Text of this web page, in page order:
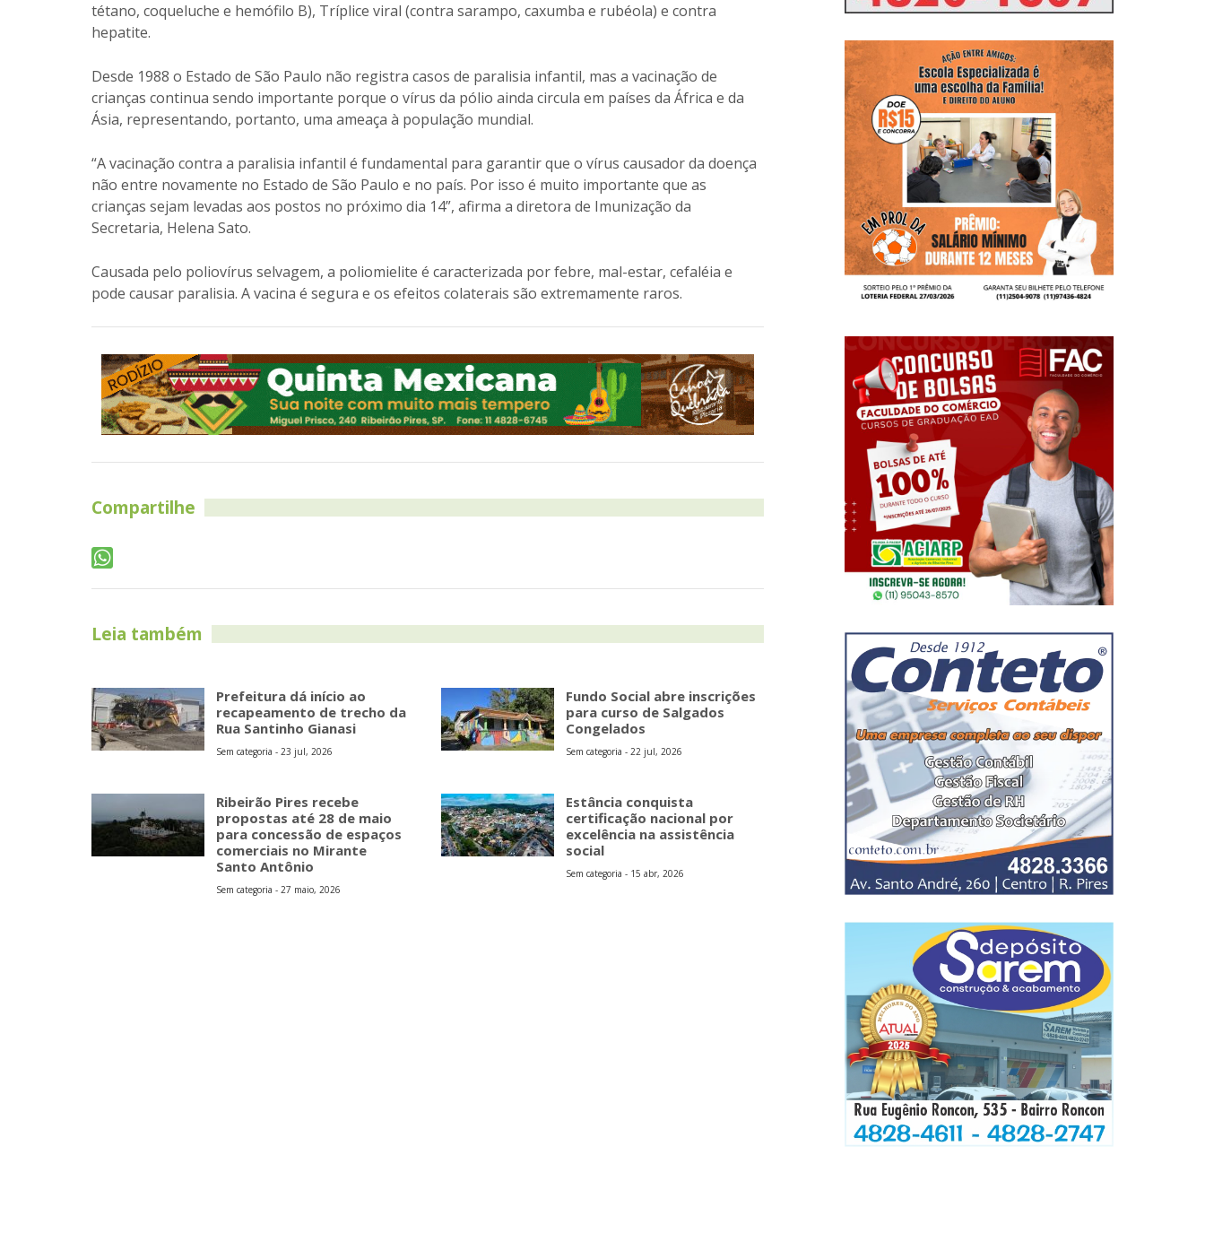
tétano, coqueluche e hemófilo B), Tríplice viral (contra sarampo, caxumba e rubéola) e contra
hepatite.
Desde 1988 o Estado de São Paulo não registra casos de paralisia infantil, mas a vacinação de
crianças continua sendo importante porque o vírus da pólio ainda circula em países da África e da
Ásia, representando, portanto, uma ameaça à população mundial.
“A vacinação contra a paralisia infantil é fundamental para garantir que o vírus causador da doença
não entre novamente no Estado de São Paulo e no país. Por isso é muito importante que as
crianças sejam levadas aos postos no próximo dia 14”, afirma a diretora de Imunização da
Secretaria, Helena Sato.
Causada pelo poliovírus selvagem, a poliomielite é caracterizada por febre, mal-estar, cefaléia e
pode causar paralisia. A vacina é segura e os efeitos colaterais são extremamente raros.
Compartilhe
Leia também
Prefeitura dá início ao
recapeamento de trecho da
Rua Santinho Gianasi
Sem categoria - 23 jul, 2026
Fundo Social abre inscrições
para curso de Salgados
Congelados
Sem categoria - 22 jul, 2026
Ribeirão Pires recebe
propostas até 28 de maio
para concessão de espaços
comerciais no Mirante
Santo Antônio
Sem categoria - 27 maio, 2026
Estância conquista
certificação nacional por
excelência na assistência
social
Sem categoria - 15 abr, 2026